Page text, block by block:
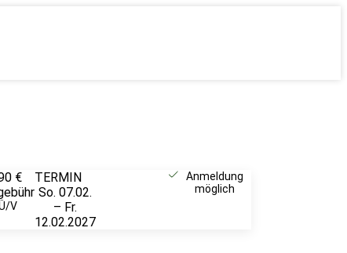
€
V
TERMIN
So. 07.02.
– Fr.
12.02.2027
Anmeldung
möglich